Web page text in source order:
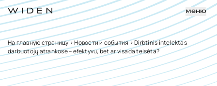
меню
На главную страницу>Новости и события>Dirbtinis intelektas
darbuotojų atrankose – efektyvu, bet ar visada teisėta?